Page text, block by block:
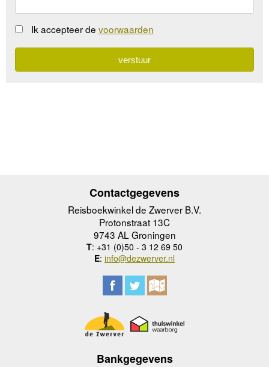
Ik accepteer de voorwaarden
Contactgegevens
Reisboekwinkel de Zwerver B.V.
Protonstraat 13C
9743 AL Groningen
T: +31 (0)50 - 3 12 69 50
E: info@dezwerver.nl
Bankgegevens